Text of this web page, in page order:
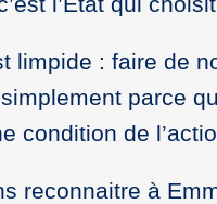
limpide : faire de
parce
condition de
reconnaitre à